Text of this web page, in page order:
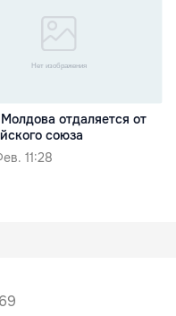
отдаляется от
союза
11:28